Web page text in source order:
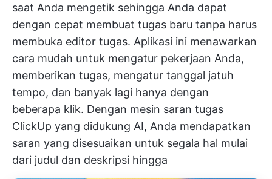
saat Anda mengetik sehingga Anda dapat
dengan cepat membuat tugas baru tanpa harus
membuka editor tugas. Aplikasi ini menawarkan
cara mudah untuk mengatur pekerjaan Anda,
memberikan tugas, mengatur tanggal jatuh
tempo, dan banyak lagi hanya dengan
beberapa klik. Dengan mesin saran tugas
ClickUp yang didukung AI, Anda mendapatkan
saran yang disesuaikan untuk segala hal mulai
dari judul dan deskripsi hingga